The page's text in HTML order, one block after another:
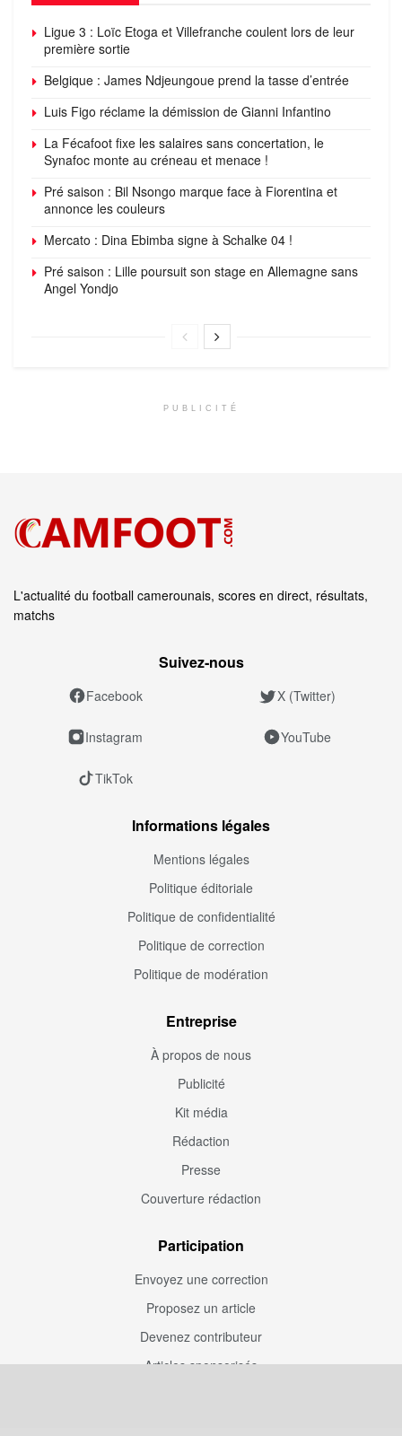
Ligue 3 : Loïc Etoga et Villefranche coulent lors de leur
première sortie
Belgique : James Ndjeungoue prend la tasse d’entrée
Luis Figo réclame la démission de Gianni Infantino
La Fécafoot fixe les salaires sans concertation, le
Synafoc monte au créneau et menace !
Pré saison : Bil Nsongo marque face à Fiorentina et
annonce les couleurs
Mercato : Dina Ebimba signe à Schalke 04 !
Pré saison : Lille poursuit son stage en Allemagne sans
Angel Yondjo
PUBLICITÉ
L'actualité du football camerounais, scores en direct, résultats,
matchs
Suivez‑nous
Facebook X (Twitter)
Instagram YouTube
TikTok
Informations légales
Mentions légales
Politique éditoriale
Politique de confidentialité
Politique de correction
Politique de modération
Entreprise
À propos de nous
Publicité
Kit média
Rédaction
Presse
Couverture rédaction
Participation
Envoyez une correction
Proposez un article
Devenez contributeur
Articles sponsorisés